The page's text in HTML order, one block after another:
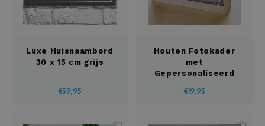
Luxe Huisnaambord
30 x 15 cm grijs
€59,95
Houten Fotokader
met
Gepersonaliseerd
35 mm
€19,95